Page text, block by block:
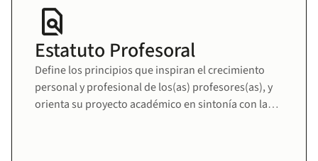
find_in_page
Estatuto Profesoral
Define los principios que inspiran el crecimiento
personal y profesional de los(as) profesores(as), y
orienta su proyecto académico en sintonía con la